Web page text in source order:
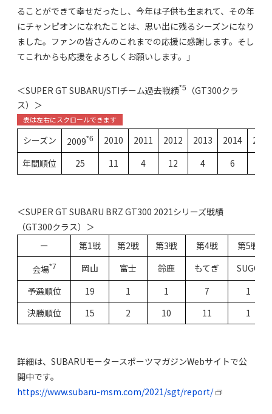
ることができて幸せだったし、今年は子供も生まれて、その年
にチャンピオンになれたことは、思い出に残るシーズンになり
ました。ファンの皆さんのこれまでの応援に感謝します。そし
てこれからも応援をよろしくお願いします。」
＜SUPER GT SUBARU/STIチーム過去戦績*5
（GT300クラ
ス）＞
シーズン 2009*6 2010 2011 2012 2013 2014
2015
年間順位
25 11 4 12 4 6
＜SUPER GT SUBARU BRZ GT300 2021シリーズ戦績
（GT300クラス）＞
ー
第1戦 第2戦 第3戦 第4戦
第5戦
会場*7 岡山 富士 鈴鹿 もてぎ
SUGO
予選順位
19 1 1 7
1
決勝順位
15 2 10 11 1
詳細は、SUBARUモータースポーツマガジンWebサイトで公
開中です。
https://www.subaru-msm.com/2021/sgt/report/